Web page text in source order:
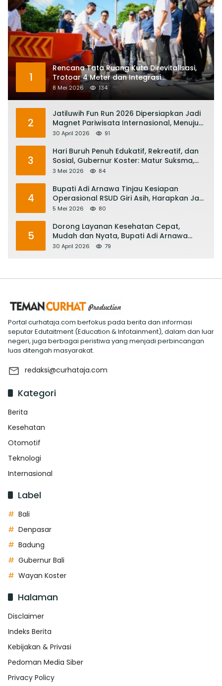
1
Rencana Tata Ruang Kuta Direvitalisasi,
Trotoar 4 Meter dan Integrasi
Transportasi Listrik
8 Mei 2026 134
2
Jatiluwih Fun Run 2026 Dipersiapkan Jadi
Magnet Pariwisata Internasional, Menuju
Satu Abad Pariwisata Bali
30 April 2026 91
3
Hari Buruh Penuh Edukatif, Rekreatif, dan
Sosial, Gubernur Koster: Matur Suksma,
Keringat Pekerja Mesin Ekonomi Bali
3 Mei 2026 84
4
Bupati Adi Arnawa Tinjau Kesiapan
Operasional RSUD Giri Asih, Harapkan Jadi
RS Rujukan Terbaik
5 Mei 2026 80
5
Dorong Layanan Kesehatan Cepat,
Mudah dan Nyata, Bupati Adi Arnawa
Evaluasi ‘Mantap Nak Badung’
30 April 2026 79
Portal curhataja.com berfokus pada berita dan informasi
seputar Edutaitment (Education & Infotainment), dalam dan luar
negeri, juga berbagai peristiwa yang menjadi perbincangan
luas ditengah masyarakat.
redaksi@curhataja.com
Kategori
Berita
Kesehatan
Otomotif
Teknologi
Internasional
Label
Bali
Denpasar
Badung
Gubernur Bali
Wayan Koster
Halaman
Disclaimer
Indeks Berita
Kebijakan & Privasi
Pedoman Media Siber
Privacy Policy